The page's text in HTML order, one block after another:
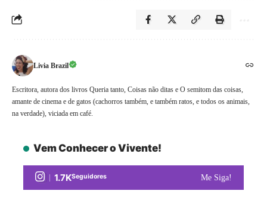
Livia Brazil
Escritora, autora dos livros Queria tanto, Coisas não ditas e O semitom das coisas,
amante de cinema e de gatos (cachorros também, e também ratos, e todos os animais,
na verdade), viciada em café.
Vem Conhecer o Vivente!
1.7KSeguidores Me Siga!